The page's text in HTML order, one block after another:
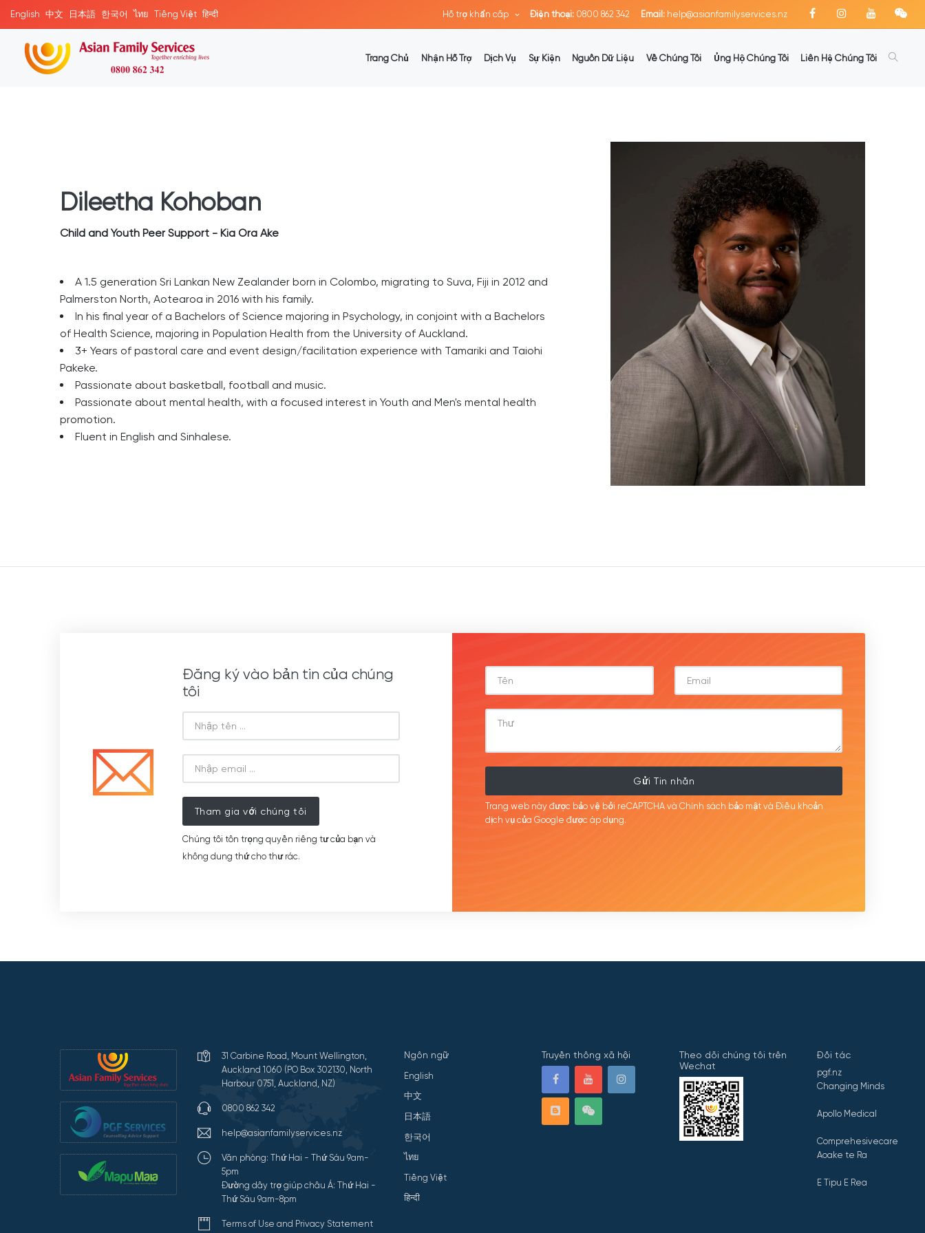
English 中文 日本語 한국어 ไทย Tiếng Việt हिन्दी Hỗ trợ khẩn cấp Điện thoại: 0800 862 342 Email: help@asianfamilyservices.nz
Trang Chủ Nhận Hỗ Trợ Dịch Vụ Sự Kiện Nguồn Dữ Liệu Về Chúng Tôi Ủng Hộ Chúng Tôi Liên Hệ Chúng Tôi
Dileetha Kohoban
Child and Youth Peer Support - Kia Ora Ake
A 1.5 generation Sri Lankan New Zealander born in Colombo, migrating to Suva, Fiji in 2012 and
Palmerston North, Aotearoa in 2016 with his family.
In his final year of a Bachelors of Science majoring in Psychology, in conjoint with a Bachelors
of Health Science, majoring in Population Health from the University of Auckland.
3+ Years of pastoral care and event design/facilitation experience with Tamariki and Taiohi
Pakeke.
Passionate about basketball, football and music.
Passionate about mental health, with a focused interest in Youth and Men's mental health
promotion.
Fluent in English and Sinhalese.
Đăng ký vào bản tin của chúng
tôi
Tham gia với chúng tôi
Chúng tôi tôn trọng quyền riêng tư của bạn và
không dung thứ cho thư rác.
Gửi Tin nhắn
Trang web này được bảo vệ bởi reCAPTCHA và Chính sách bảo mật và Điều khoản
dịch vụ của Google được áp dụng.
Ngôn ngữ
English
中文
日本語
한국어
ไทย
Tiếng Việt
हिन्दी
Truyền thông xã hội
Theo dõi chúng tôi trên
Wechat
31 Carbine Road, Mount Wellington,
Auckland 1060 (PO Box 302130, North
Harbour 0751, Auckland, NZ)
0800 862 342
help@asianfamilyservices.nz
Văn phòng: Thứ Hai - Thứ Sáu 9am-
5pm
Đường dây trợ giúp châu Á: Thứ Hai -
Thứ Sáu 9am-8pm
Terms of Use and Privacy Statement
Đối tác
pgf.nz
Changing Minds
Apollo Medical
Comprehesivecare
Aoake te Ra
E Tipu E Rea